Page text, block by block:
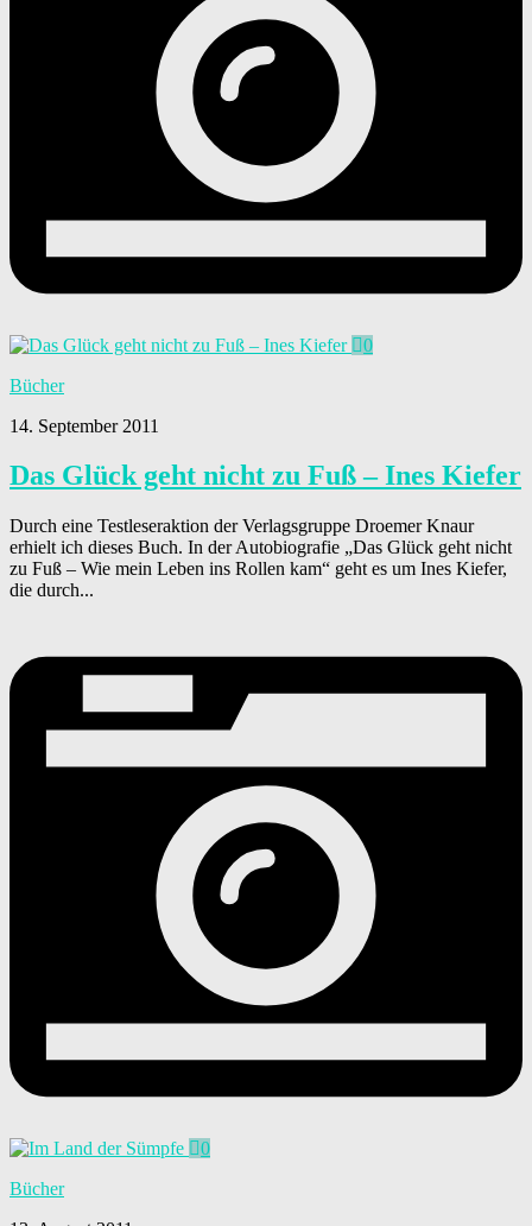
0
Bücher
14. September 2011
Das Glück geht nicht zu Fuß – Ines Kiefer
Durch eine Testleseraktion der Verlagsgruppe Droemer Knaur
erhielt ich dieses Buch. In der Autobiografie „Das Glück geht nicht
zu Fuß – Wie mein Leben ins Rollen kam“ geht es um Ines Kiefer,
die durch...
0
Bücher